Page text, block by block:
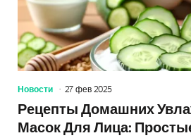
Новости 27 фев 2025
Рецепты Домашних
Масок Для Лица: